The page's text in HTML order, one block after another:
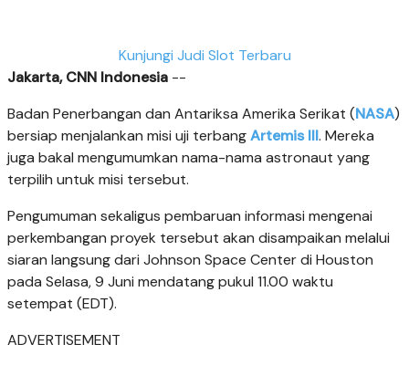
Kunjungi Judi Slot Terbaru
Jakarta, CNN Indonesia --
Badan Penerbangan dan Antariksa Amerika Serikat (NASA)
bersiap menjalankan misi uji terbangArtemis III. Mereka
juga bakal mengumumkan nama-nama astronaut yang
terpilih untuk misi tersebut.
Pengumuman sekaligus pembaruan informasi mengenai
perkembangan proyek tersebut akan disampaikan melalui
siaran langsung dari Johnson Space Center di Houston
pada Selasa, 9 Juni mendatang pukul 11.00 waktu
setempat (EDT).
ADVERTISEMENT